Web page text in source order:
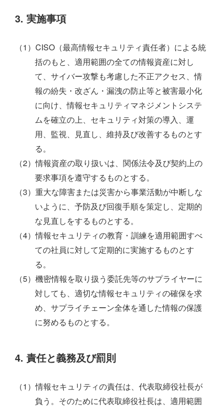
3. 実施事項
（1）CISO（最高情報セキュリティ責任者）による統
括のもと、適用範囲の全ての情報資産に対し
て、サイバー攻撃も考慮した不正アクセス、情
報の紛失・改ざん・漏洩の防止等と被害最小化
に向け、情報セキュリティマネジメントシステ
ムを確立の上、セキュリティ対策の導入、運
用、監視、見直し、維持及び改善するものとす
る。
（2）情報資産の取り扱いは、関係法令及び契約上の
要求事項を遵守するものとする。
（3）重大な障害または災害から事業活動が中断しな
いように、予防及び回復手順を策定し、定期的
な見直しをするものとする。
（4）情報セキュリティの教育・訓練を適用範囲すべ
ての社員に対して定期的に実施するものとす
る。
（5）機密情報を取り扱う委託先等のサプライヤーに
対しても、適切な情報セキュリティの確保を求
め、サプライチェーン全体を通した情報の保護
に努めるものとする。
4. 責任と義務及び罰則
（1）情報セキュリティの責任は、代表取締役社長が
負う。そのために代表取締役社長は、適用範囲